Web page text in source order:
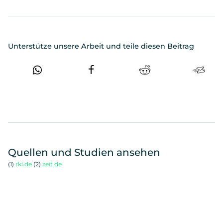
Unterstütze unsere Arbeit und teile diesen Beitrag
Quellen und Studien ansehen
(1) rki.de (2) zeit.de